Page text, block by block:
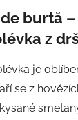
burtă
z
je
se z